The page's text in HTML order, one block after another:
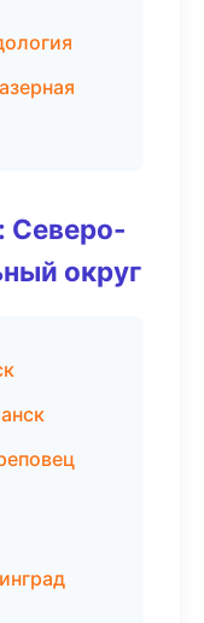
Северо-
округ